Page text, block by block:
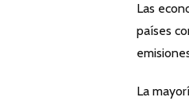
Las
países
La